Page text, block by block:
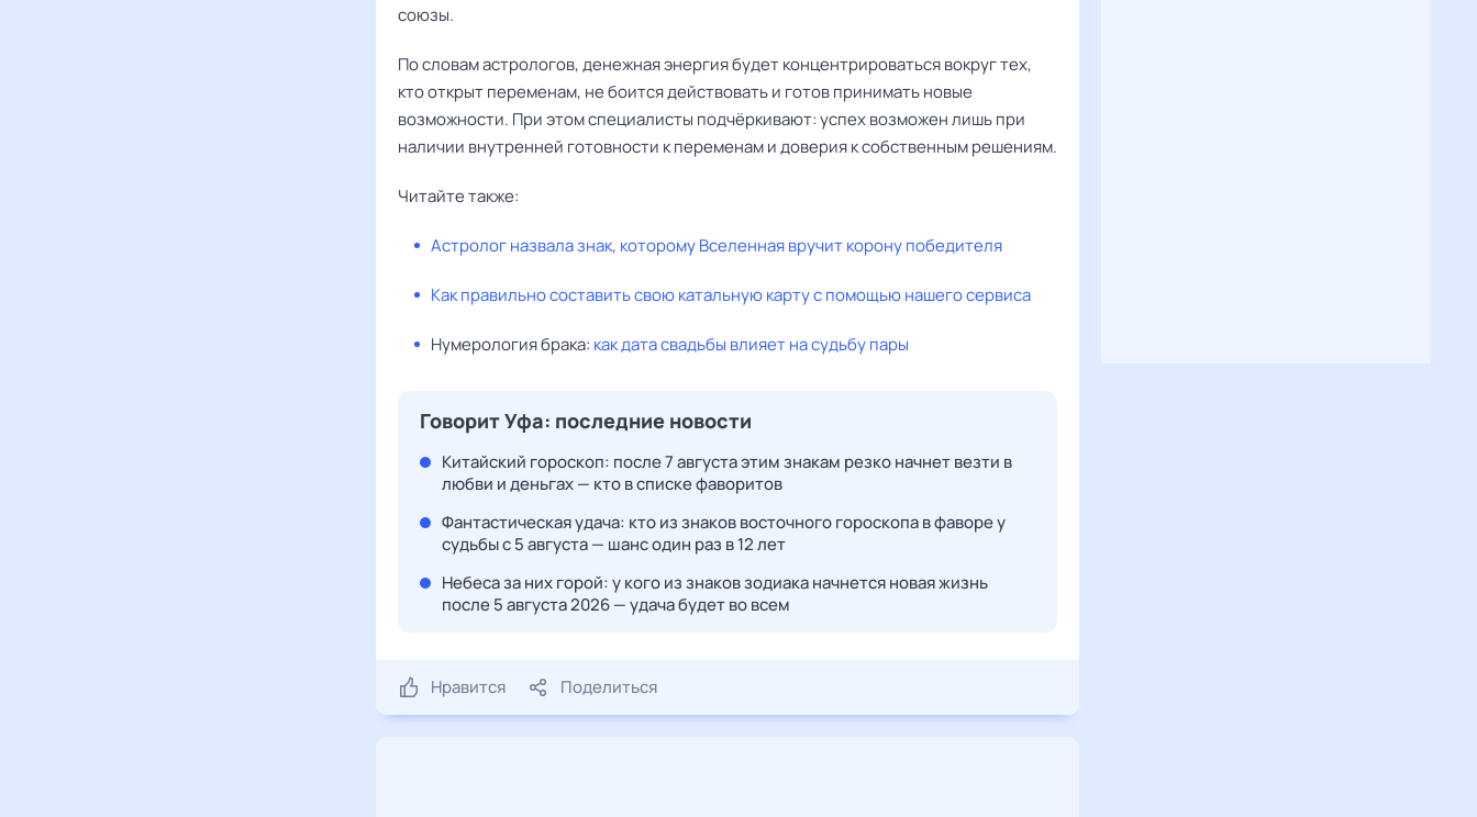
союзы.
По словам астрологов, денежная энергия будет концентрироваться вокруг тех,
кто открыт переменам, не боится действовать и готов принимать новые
возможности. При этом специалисты подчёркивают: успех возможен лишь при
наличии внутренней готовности к переменам и доверия к собственным решениям.
Читайте также:
Астролог назвала знак, которому Вселенная вручит корону победителя
Как правильно составить свою катальную карту с помощью нашего сервиса
Нумерология брака: как дата свадьбы влияет на судьбу пары
Говорит Уфа: последние новости
Китайский гороскоп: после 7 августа этим знакам резко начнет везти в
любви и деньгах — кто в списке фаворитов
Фантастическая удача: кто из знаков восточного гороскопа в фаворе у
судьбы с 5 августа — шанс один раз в 12 лет
Небеса за них горой: у кого из знаков зодиака начнется новая жизнь
после 5 августа 2026 — удача будет во всем
Нравится Поделиться